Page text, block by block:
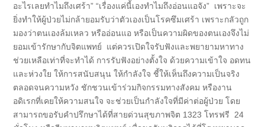
อะไรเลยทำไมถึงเศร้า” “เรื่องแค่นี้เองทำไมถึงอ่อนแอจัง” เพราะจะ
ยิ่งทำให้ผู้ป่วยไม่กล้ายอมรับว่าตัวเองเป็นโรคซึมเศร้า เพราะกลัวถูก
มองว่าตนเองล้มเหลว หรืออ่อนแอ หรือเป็นความผิดของตนเองจึงไม่
ยอมเข้ารักษากับจิตแพทย์ แต่ควรเปิดใจรับฟังและพยายามหาทาง
ช่วยเหลือเท่าที่จะทำได้ การรับฟังอย่างตั้งใจ ด้วยความเข้าใจ อดทน
และห่วงใย ให้การสนับสนุน ให้กำลังใจ ชี้ให้เห็นถึงความเป็นจริง
ตลอดจนความหวัง ชักชวนเข้าร่วมกิจกรรมทางสังคม หรืองาน
อดิเรกที่เคยให้ความสนใจ จะช่วยเป็นกำลังใจที่มีค่าต่อผู้ป่วย โดย
สามารถขอรับคำปรึกษาได้ที่สายด่วนสุขภาพจิต 1323 โทรฟรี 24